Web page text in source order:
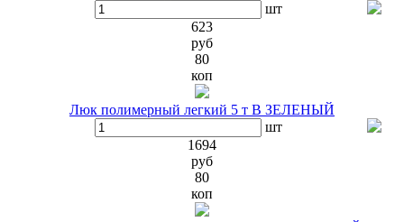
шт
623
руб
80
коп
Люк полимерный легкий 5 т В ЗЕЛЕНЫЙ
шт
1694
руб
80
коп